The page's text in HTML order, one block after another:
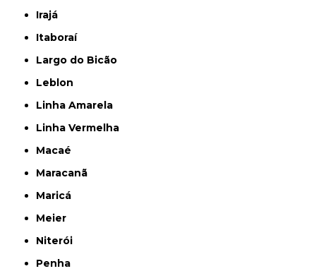
Irajá
Itaboraí
Largo do Bicão
Leblon
Linha Amarela
Linha Vermelha
Macaé
Maracanã
Maricá
Meier
Niterói
Penha